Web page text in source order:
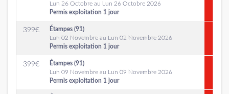
Lun 26 Octobre au Lun 26 Octobre 2026
Permis exploitation 1 jour
399€
Étampes (91)
Lun 02 Novembre au Lun 02 Novembre 2026
Permis exploitation 1 jour
399€
Étampes (91)
Lun 09 Novembre au Lun 09 Novembre 2026
Permis exploitation 1 jour